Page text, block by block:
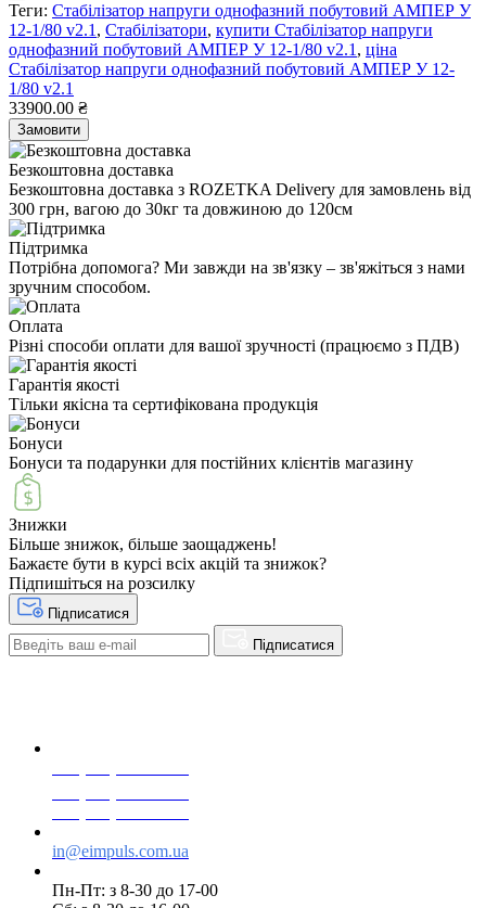
Теги: Стабілізатор напруги однофазний побутовий АМПЕР У
12-1/80 v2.1 , Стабілізатори, купити Стабілізатор напруги
однофазний побутовий АМПЕР У 12-1/80 v2.1 , ціна
Стабілізатор напруги однофазний побутовий АМПЕР У 12-
1/80 v2.1
33900.00 ₴
Замовити
Безкоштовна доставка
Безкоштовна доставка з ROZETKA Delivery для замовлень від
300 грн, вагою до 30кг та довжиною до 120см
Підтримка
Потрібна допомога? Ми завжди на зв'язку – зв'яжіться з нами
зручним способом.
Оплата
Різні способи оплати для вашої зручності (працюємо з ПДВ)
Гарантія якості
Тільки якісна та сертифікована продукція
Бонуси
Бонуси та подарунки для постійних клієнтів магазину
Знижки
Більше знижок, більше заощаджень!
Бажаєте бути в курсі всіх акцій та знижок?
Підпишіться на розсилку
Підписатися
Підписатися
in@eimpuls.com.ua
Пн-Пт: з 8-30 до 17-00